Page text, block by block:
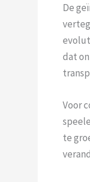
De
dat
Voor
te